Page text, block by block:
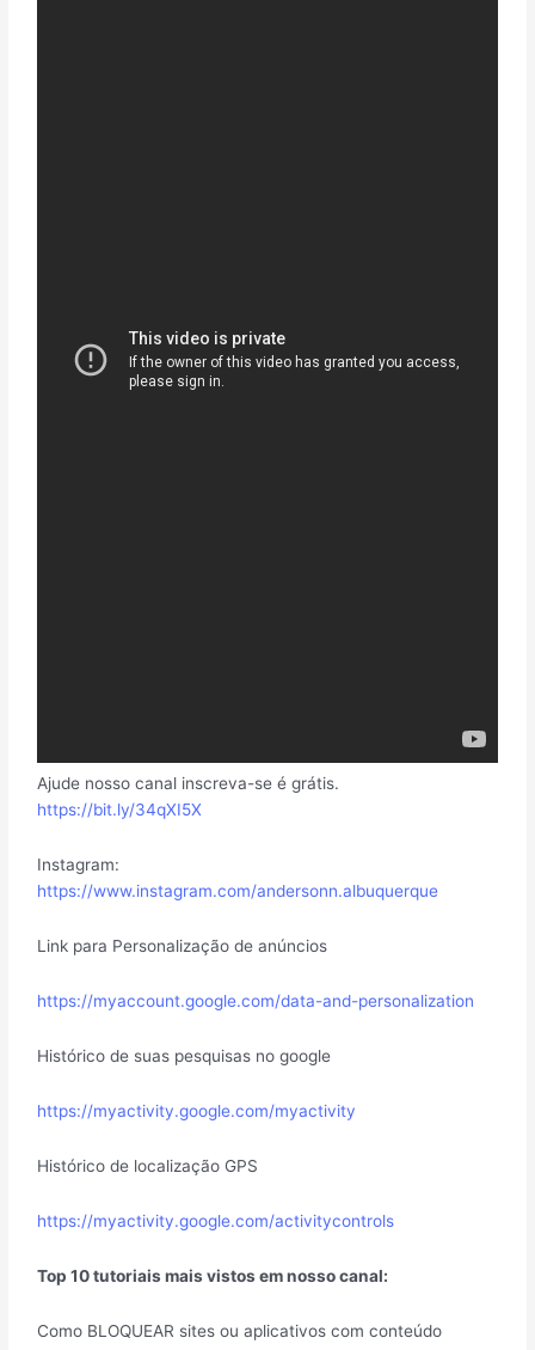
Ajude nosso canal inscreva-se é grátis.
https://bit.ly/34qXI5X
Instagram:
https://www.instagram.com/andersonn.albuquerque
Link para Personalização de anúncios
https://myaccount.google.com/data-and-personalization
Histórico de suas pesquisas no google
https://myactivity.google.com/myactivity
Histórico de localização GPS
https://myactivity.google.com/activitycontrols
Top 10 tutoriais mais vistos em nosso canal:
Como BLOQUEAR sites ou aplicativos com conteúdo